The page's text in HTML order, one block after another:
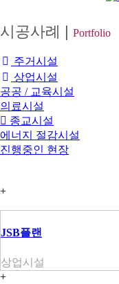
시공사례 | Portfolio
주거시설
상업시설
공공 / 교육시설
의료시설
종교시설
에너지 절감시설
진행중인 현장
+
JSB플랜
상업시설
+